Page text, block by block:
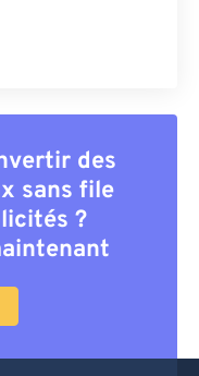
des
sans file
?